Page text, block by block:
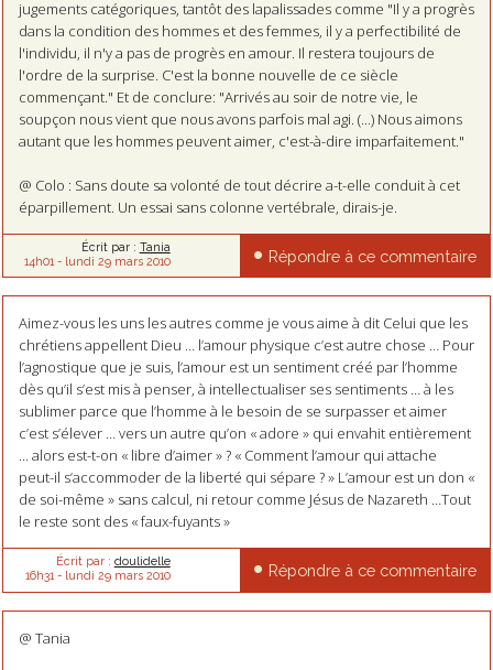
jugements catégoriques, tantôt des lapalissades comme "Il y a progrès
dans la condition des hommes et des femmes, il y a perfectibilité de
l'individu, il n'y a pas de progrès en amour. Il restera toujours de
l'ordre de la surprise. C'est la bonne nouvelle de ce siècle
commençant." Et de conclure: "Arrivés au soir de notre vie, le
soupçon nous vient que nous avons parfois mal agi. (...) Nous aimons
autant que les hommes peuvent aimer, c'est-à-dire imparfaitement."
@ Colo : Sans doute sa volonté de tout décrire a-t-elle conduit à cet
éparpillement. Un essai sans colonne vertébrale, dirais-je.
Écrit par : Tania
14h01 - lundi 29 mars 2010 Répondre à ce commentaire
Aimez-vous les uns les autres comme je vous aime à dit Celui que les
chrétiens appellent Dieu … l’amour physique c’est autre chose … Pour
l’agnostique que je suis, l’amour est un sentiment créé par l’homme
dès qu’il s’est mis à penser, à intellectualiser ses sentiments … à les
sublimer parce que l’homme à le besoin de se surpasser et aimer
c’est s’élever … vers un autre qu’on « adore » qui envahit entièrement
… alors est-t-on « libre d’aimer » ? « Comment l’amour qui attache
peut-il s’accommoder de la liberté qui sépare ? » L’amour est un don «
de soi-même » sans calcul, ni retour comme Jésus de Nazareth …Tout
le reste sont des « faux-fuyants »
Écrit par : doulidelle
16h31 - lundi 29 mars 2010 Répondre à ce commentaire
@ Tania